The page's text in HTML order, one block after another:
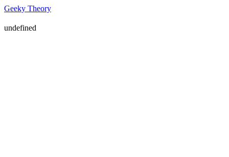
Geeky Theory
undefined